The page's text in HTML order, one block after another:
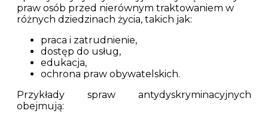
praw osób przed nierównym traktowaniem w
różnych dziedzinach życia, takich jak:
praca i zatrudnienie,
dostęp do usług,
edukacja,
ochrona praw obywatelskich.
Przykłady spraw antydyskryminacyjnych
obejmują: